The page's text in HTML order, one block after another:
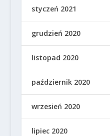
styczeń 2021
grudzień 2020
listopad 2020
październik 2020
wrzesień 2020
lipiec 2020